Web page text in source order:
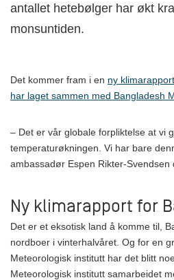
antallet hetebølger har økt
monsuntiden.
Det kommer fram i en ny
har laget sammen med Bangladesh
– Det er vår globale forpliktelse at vi
temperaturøkningen. Vi har bare
ambassadør Espen Rikter-Svendsen
Ny klimarapport for
Det er et eksotisk land å komme til,
nordboer i vinterhalvåret. Og for en
Meteorologisk institutt har det blitt
Meteorologisk institutt samarbeidet